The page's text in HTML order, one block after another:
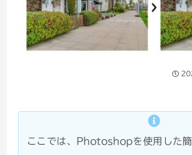
ここでは、Photoshopを使用した